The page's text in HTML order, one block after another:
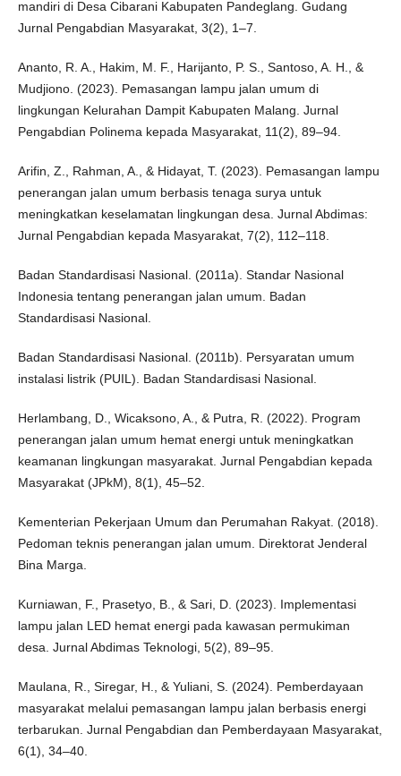
mandiri di Desa Cibarani Kabupaten Pandeglang. Gudang
Jurnal Pengabdian Masyarakat, 3(2), 1–7.
Ananto, R. A., Hakim, M. F., Harijanto, P. S., Santoso, A. H., &
Mudjiono. (2023). Pemasangan lampu jalan umum di
lingkungan Kelurahan Dampit Kabupaten Malang. Jurnal
Pengabdian Polinema kepada Masyarakat, 11(2), 89–94.
Arifin, Z., Rahman, A., & Hidayat, T. (2023). Pemasangan lampu
penerangan jalan umum berbasis tenaga surya untuk
meningkatkan keselamatan lingkungan desa. Jurnal Abdimas:
Jurnal Pengabdian kepada Masyarakat, 7(2), 112–118.
Badan Standardisasi Nasional. (2011a). Standar Nasional
Indonesia tentang penerangan jalan umum. Badan
Standardisasi Nasional.
Badan Standardisasi Nasional. (2011b). Persyaratan umum
instalasi listrik (PUIL). Badan Standardisasi Nasional.
Herlambang, D., Wicaksono, A., & Putra, R. (2022). Program
penerangan jalan umum hemat energi untuk meningkatkan
keamanan lingkungan masyarakat. Jurnal Pengabdian kepada
Masyarakat (JPkM), 8(1), 45–52.
Kementerian Pekerjaan Umum dan Perumahan Rakyat. (2018).
Pedoman teknis penerangan jalan umum. Direktorat Jenderal
Bina Marga.
Kurniawan, F., Prasetyo, B., & Sari, D. (2023). Implementasi
lampu jalan LED hemat energi pada kawasan permukiman
desa. Jurnal Abdimas Teknologi, 5(2), 89–95.
Maulana, R., Siregar, H., & Yuliani, S. (2024). Pemberdayaan
masyarakat melalui pemasangan lampu jalan berbasis energi
terbarukan. Jurnal Pengabdian dan Pemberdayaan Masyarakat,
6(1), 34–40.